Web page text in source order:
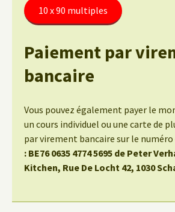
10 x 90 multiples
Paiement par
bancaire
Vous pouvez également payer le
un cours individuel ou une carte de
par virement bancaire sur le
: BE76 0635 4774 5695 de Peter
Kitchen, Rue De Locht 42, 1030